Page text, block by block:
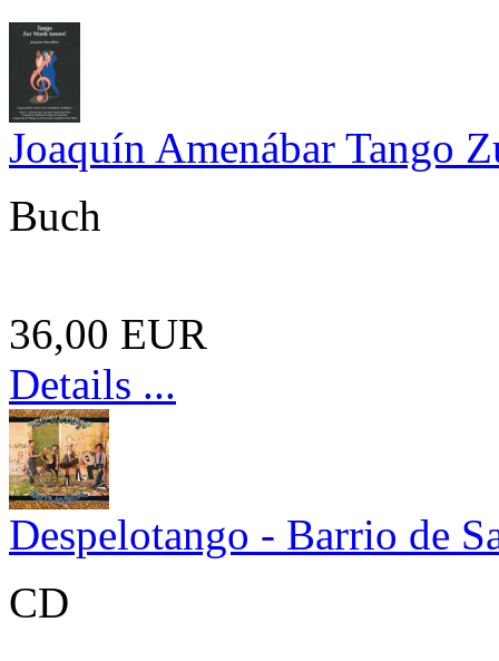
Joaquín Amenábar Tango
Buch
36,00 EUR
Details ...
Despelotango - Barrio de
CD